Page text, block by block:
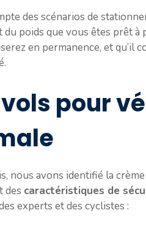
des scénarios de
poids que vous êtes prêt à
en permanence, et qu’il
pour
nous avons identifié la
des caractéristiques de
experts et des cyclistes :